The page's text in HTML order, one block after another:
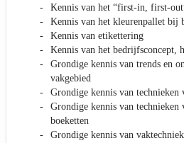
Kennis van het “first-in, first-
Kennis van het kleurenpallet bij
Kennis van etikettering
Kennis van het bedrijfsconcept,
Grondige kennis van trends en
vakgebied
Grondige kennis van technieken
Grondige kennis van technieken
boeketten
Grondige kennis van